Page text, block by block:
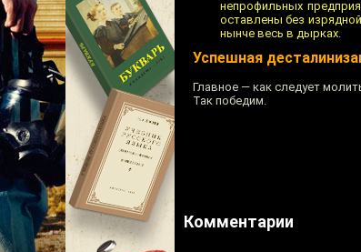
непрофильных
оставлены без
нынче весь в дырках.
Успешная
Главное — как следует
Так победим.
Комментарии